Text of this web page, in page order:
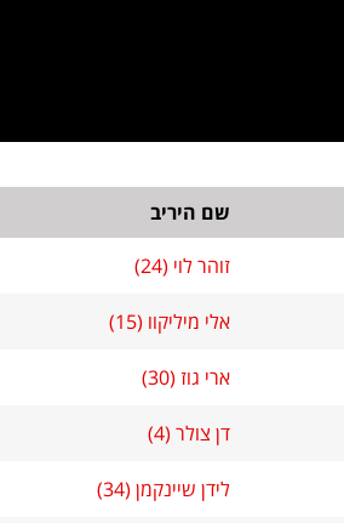
שם היריב
זוהר לוי (24)
אלי מיליקוו (15)
ארי גוז (30)
דן צולר (4)
לידן שיינקמן (34)